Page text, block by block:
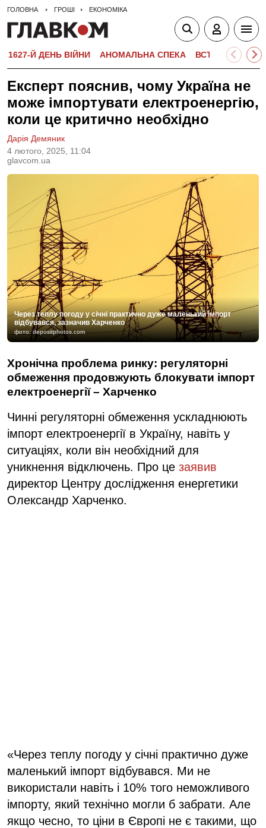
ГОЛОВНА ГРОШІ ЕКОНОМІКА
1627-Й ДЕНЬ ВІЙНИ АНОМАЛЬНА СПЕКА ВСТУПНА
Експерт пояснив, чому Україна не
може імпортувати електроенергію,
коли це критично необхідно
4 лютого, 2025, 11:04
glavcom.ua
Дарія Демяник
Через теплу погоду у січні практично дуже маленький імпорт
відбувався, зазначив Харченко
фото: depositphotos.com
Хронічна проблема ринку: регуляторні
обмеження продовжують блокувати імпорт
електроенергії – Харченко
Чинні регуляторні обмеження ускладнюють
імпорт електроенергії в Україну, навіть у
ситуаціях, коли він необхідний для
уникнення відключень. Про це заявив
директор Центру дослідження енергетики
Олександр Харченко.
«Через теплу погоду у січні практично дуже
маленький імпорт відбувався. Ми не
використали навіть і 10% того неможливого
імпорту, який технічно могли б забрати. Але
якщо чесно, то ціни в Європі не є такими, що